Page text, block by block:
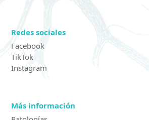
Redes sociales
Facebook
TikTok
Instagram
Más información